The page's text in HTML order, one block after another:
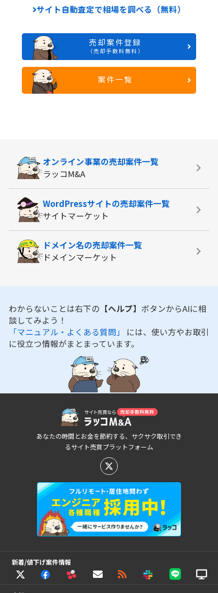
サイト自動査定で相場を調べる（無料）
売却案件登録
（売却手数料無料）
案件一覧
オンライン事業の売却案件一覧
ラッコM&A
WordPressサイトの売却案件一覧
サイトマーケット
ドメイン名の売却案件一覧
ドメインマーケット
わからないことは右下の 【ヘルプ】 ボタンからAIに相
談してみよう！
「マニュアル・よくある質問」 には、使い方やお取引
に役立つ情報がまとまっています。
あなたの時間とお金を節約する、サクサク取引でき
るサイト売買プラットフォーム
新着/値下げ案件情報